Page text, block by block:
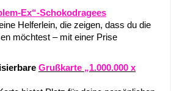
Ex“-Schokodragees
Helferlein, die zeigen, dass du die
möchtest – mit einer Prise
Grußkarte „1.000.000 x